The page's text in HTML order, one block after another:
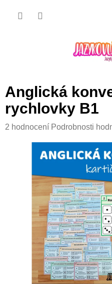
Anglická
rychlovky B1
Průměrné
produktu
hvězdiček.
2 hodnocení Podrobnosti